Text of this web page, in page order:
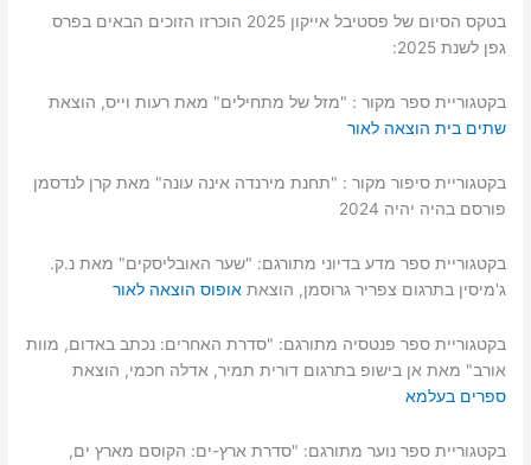
בטקס הסיום של פסטיבל אייקון 2025 הוכרזו הזוכים הבאים בפרס
גפן לשנת 2025:
בקטגוריית ספר מקור : "מזל של מתחילים" מאת רעות וייס, הוצאת
שתים בית הוצאה לאור
בקטגוריית סיפור מקור : "תחנת מירנדה אינה עונה" מאת קרן לנדסמן
פורסם בהיה יהיה 2024
בקטגוריית ספר מדע בדיוני מתורגם: "שער האובליסקים" מאת נ.ק.
ג'מיסין בתרגום צפריר גרוסמן, הוצאתאופוס הוצאה לאור
בקטגוריית ספר פנטסיה מתורגם: "סדרת האחרים: נכתב באדום, מוות
אורב" מאת אן בישופ בתרגום דורית תמיר, אדלה חכמי, הוצאת
ספרים בעלמא
בקטגוריית ספר נוער מתורגם: "סדרת ארץ-ים: הקוסם מארץ ים,